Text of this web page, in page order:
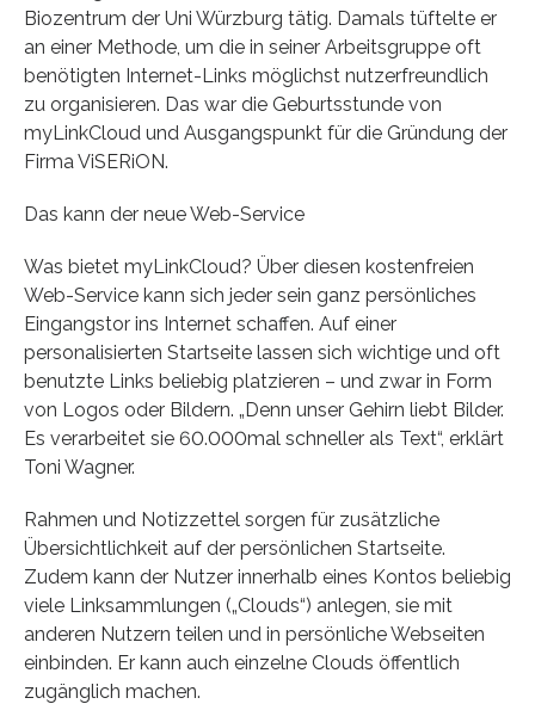
Biozentrum der Uni Würzburg tätig. Damals tüftelte er
an einer Methode, um die in seiner Arbeitsgruppe oft
benötigten Internet-Links möglichst nutzerfreundlich
zu organisieren. Das war die Geburtsstunde von
myLinkCloud und Ausgangspunkt für die Gründung der
Firma ViSERiON.
Das kann der neue Web-Service
Was bietet myLinkCloud? Über diesen kostenfreien
Web-Service kann sich jeder sein ganz persönliches
Eingangstor ins Internet schaffen. Auf einer
personalisierten Startseite lassen sich wichtige und oft
benutzte Links beliebig platzieren – und zwar in Form
von Logos oder Bildern. „Denn unser Gehirn liebt Bilder.
Es verarbeitet sie 60.000mal schneller als Text“, erklärt
Toni Wagner.
Rahmen und Notizzettel sorgen für zusätzliche
Übersichtlichkeit auf der persönlichen Startseite.
Zudem kann der Nutzer innerhalb eines Kontos beliebig
viele Linksammlungen („Clouds“) anlegen, sie mit
anderen Nutzern teilen und in persönliche Webseiten
einbinden. Er kann auch einzelne Clouds öffentlich
zugänglich machen.